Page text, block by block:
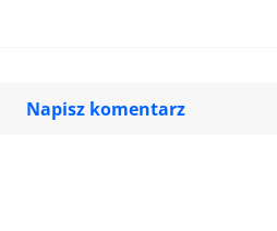
Napisz komentarz